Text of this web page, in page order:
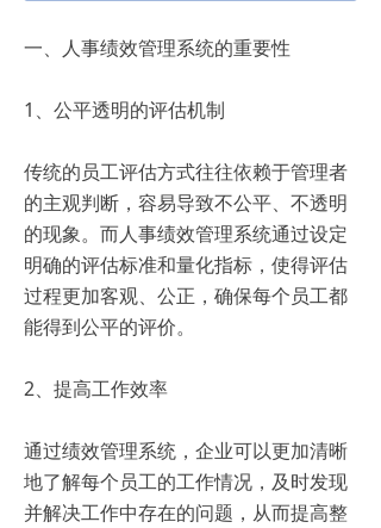
一、人事绩效管理系统的重要性
1、公平透明的评估机制
传统的员工评估方式往往依赖于管理者
的主观判断，容易导致不公平、不透明
的现象。而人事绩效管理系统通过设定
明确的评估标准和量化指标，使得评估
过程更加客观、公正，确保每个员工都
能得到公平的评价。
2、提高工作效率
通过绩效管理系统，企业可以更加清晰
地了解每个员工的工作情况，及时发现
并解决工作中存在的问题，从而提高整